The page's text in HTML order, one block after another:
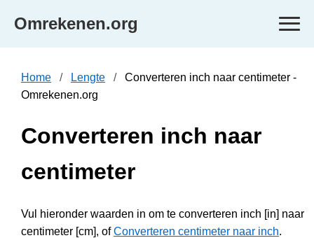
Omrekenen.org
Home Lengte
Converteren inch naar centimeter -
Omrekenen.org
Converteren inch naar
centimeter
Vul hieronder waarden in om te converteren inch [in] naar
centimeter [cm], ofConverteren centimeter naar inch.